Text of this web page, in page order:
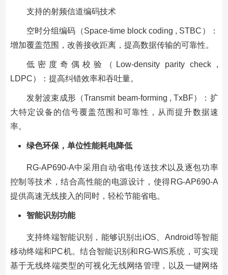
支持的射频信道编码技术
空时分组编码（Space-time block coding , STBC）：
增加覆盖范围，改善接收距离，提高数据传输的可靠性。
低密度奇偶校验（Low-density parity check ,
LDPC）：提高纠错效率和吞吐量。
发射波束成形（Transmit beam-forming , TxBF）：扩
大特定设备的信号覆盖范围和可靠性，从而提升数据速
率。
绿色环保，单位性能耗电降低
RG-AP690-A中采用自动省电传送技术以及逐包功率
控制等技术，结合高性能的电源设计，使得RG-AP690-A
提供高速无线接入的同时，轻松节能省电。
智能识别功能
支持终端智能识别，能够识别出iOS、Android等智能
移动终端和PC机。结合智能识别和RG-WIS系统，可实现
基于无线终端类型的可视化无线网络管理，以及一键网络